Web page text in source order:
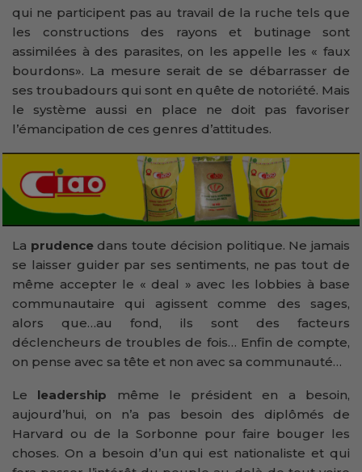
qui ne participent pas au travail de la ruche tels que
les constructions des rayons et butinage sont
assimilées à des parasites, on les appelle les « faux
bourdons». La mesure serait de se débarrasser de
ses troubadours qui sont en quête de notoriété. Mais
le système aussi en place ne doit pas favoriser
l’émancipation de ces genres d’attitudes.
La prudence dans toute décision politique. Ne jamais
se laisser guider par ses sentiments, ne pas tout de
même accepter le « deal » avec les lobbies à base
communautaire qui agissent comme des sages,
alors que…au fond, ils sont des facteurs
déclencheurs de troubles de fois… Enfin de compte,
on pense avec sa tête et non avec sa communauté…
Le leadership même le président en a besoin,
aujourd’hui, on n’a pas besoin des diplômés de
Harvard ou de la Sorbonne pour faire bouger les
choses. On a besoin d’un qui est nationaliste et qui